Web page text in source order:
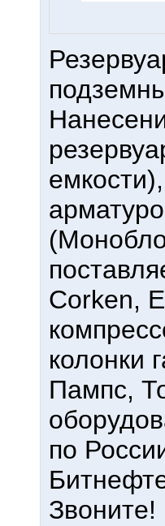
Corken,
колонки
Пампс,
по
Звоните!